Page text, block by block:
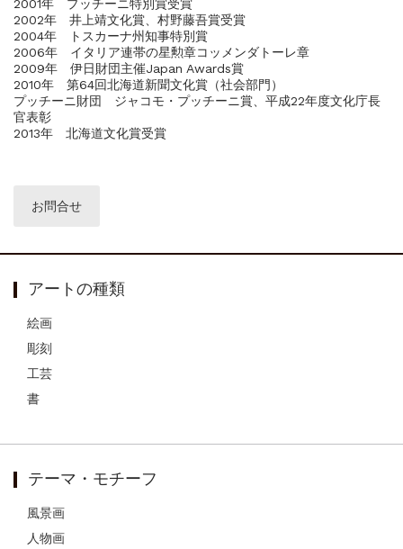
2001年 プッチーニ特別賞受賞
2002年 井上靖文化賞、村野藤吾賞受賞
2004年 トスカーナ州知事特別賞
2006年 イタリア連帯の星勲章コッメンダトーレ章
2009年 伊日財団主催Japan Awards賞
2010年 第64回北海道新聞文化賞（社会部門）
プッチーニ財団 ジャコモ・プッチーニ賞、平成22年度文化庁長
官表彰
2013年 北海道文化賞受賞
アートの種類
絵画
彫刻
工芸
書
テーマ・モチーフ
風景画
人物画